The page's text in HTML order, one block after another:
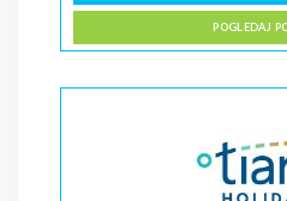
POGLEDAJ